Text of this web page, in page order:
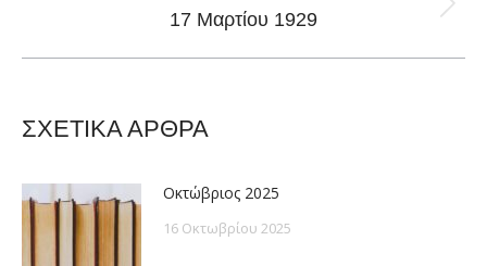
Next
17 Μαρτίου 1929
ΣΧΕΤΙΚΑ ΑΡΘΡΑ
Οκτώβριος 2025
16 Οκτωβρίου 2025